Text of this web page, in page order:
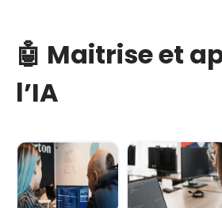
🤖 Maitrise et
l’IA